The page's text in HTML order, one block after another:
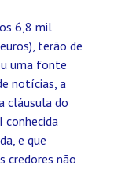
6,8 mil
terão de
uma fonte
notícias, a
cláusula do
conhecida
e que
credores não